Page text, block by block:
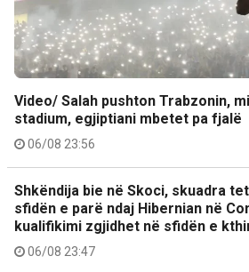
Video/ Salah pushton Trabzonin,
stadium, egjiptiani mbetet pa fjalë
06/08 23:56
Shkëndija bie në Skoci, skuadra
sfidën e parë ndaj Hibernian në
kualifikimi zgjidhet në sfidën e
06/08 23:47